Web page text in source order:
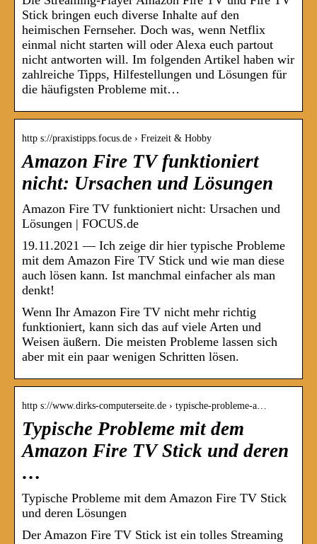
Stick bringen euch diverse Inhalte auf den
heimischen Fernseher. Doch was, wenn Netflix
einmal nicht starten will oder Alexa euch partout
nicht antworten will. Im folgenden Artikel haben wir
zahlreiche Tipps, Hilfestellungen und Lösungen für
die häufigsten Probleme mit…
http s://praxistipps.focus.de › Freizeit & Hobby
Amazon Fire TV funktioniert
nicht: Ursachen und Lösungen
Amazon Fire TV funktioniert nicht: Ursachen und
Lösungen | FOCUS.de
19.11.2021 — Ich zeige dir hier typische Probleme
mit dem Amazon Fire TV Stick und wie man diese
auch lösen kann. Ist manchmal einfacher als man
denkt!
Wenn Ihr Amazon Fire TV nicht mehr richtig
funktioniert, kann sich das auf viele Arten und
Weisen äußern. Die meisten Probleme lassen sich
aber mit ein paar wenigen Schritten lösen.
http s://www.dirks-computerseite.de › typische-probleme-a…
Typische Probleme mit dem
Amazon Fire TV Stick und deren
…
Typische Probleme mit dem Amazon Fire TV Stick
und deren Lösungen
Der Amazon Fire TV Stick ist ein tolles Streaming